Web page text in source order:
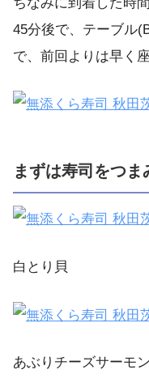
45分後で、テーブル
で、前回よりは早く
まずは寿司をつま
白とり貝
あぶりチーズサーモン